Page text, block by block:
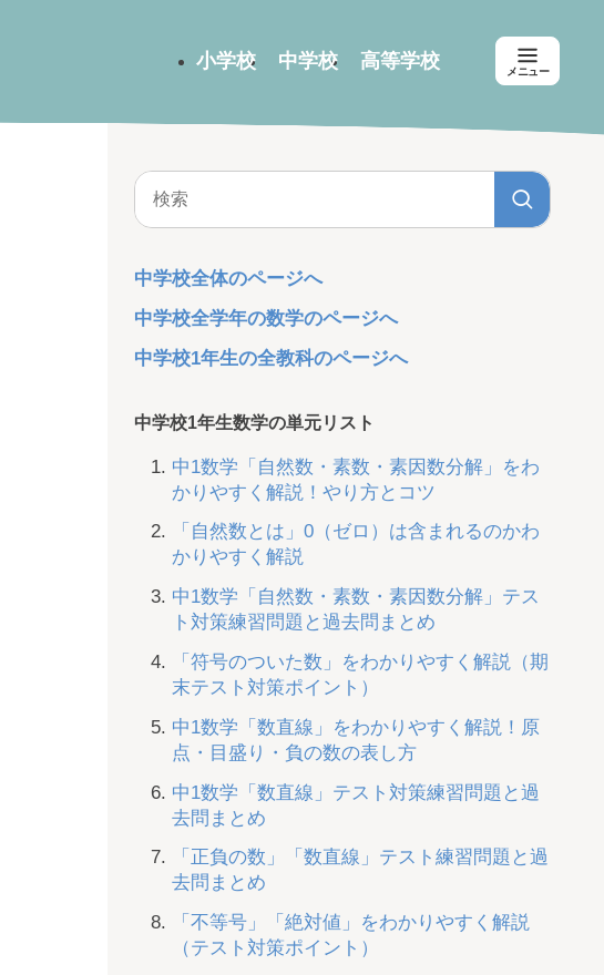
小学校 中学校 高等学校 メニュー
中学校全体のページへ
中学校全学年の数学のページへ
中学校1年生の全教科のページへ
中学校1年生数学の単元リスト
中1数学「自然数・素数・素因数分解」をわ
かりやすく解説！やり方とコツ
「自然数とは」0（ゼロ）は含まれるのかわ
かりやすく解説
中1数学「自然数・素数・素因数分解」テス
ト対策練習問題と過去問まとめ
「符号のついた数」をわかりやすく解説（期
末テスト対策ポイント）
中1数学「数直線」をわかりやすく解説！原
点・目盛り・負の数の表し方
中1数学「数直線」テスト対策練習問題と過
去問まとめ
「正負の数」「数直線」テスト練習問題と過
去問まとめ
「不等号」「絶対値」をわかりやすく解説
（テスト対策ポイント）